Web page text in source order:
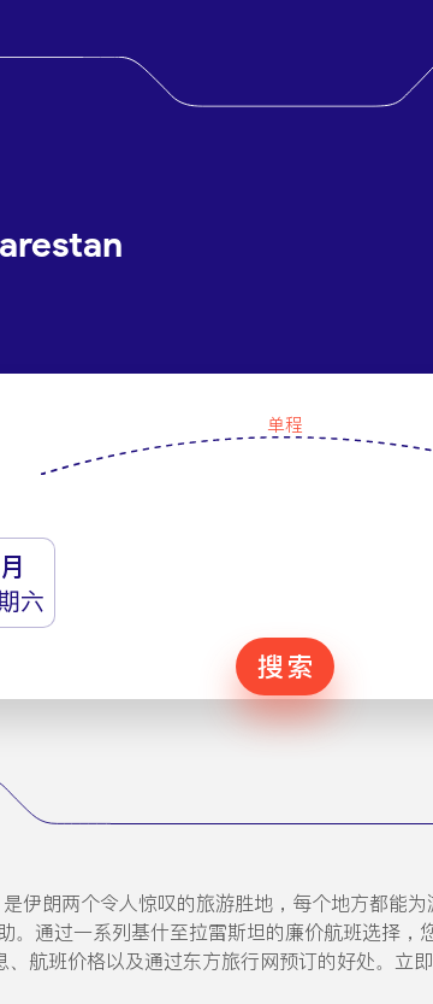
单程
六
搜索
伊朗两个令人惊叹的旅游胜地，每个地方都能
。通过一系列基什至拉雷斯坦的廉价航班选择，
航班价格以及通过东方旅行网预订的好处。立